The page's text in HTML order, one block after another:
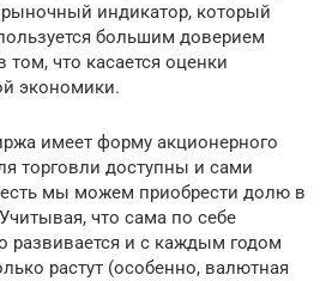
индикатор, который
большим доверием
том, что касается оценки
экономики.
имеет форму акционерного
торговли доступны и сами
мы можем приобрести долю в
что сама по себе
развивается и с каждым годом
растут (особенно, валютная